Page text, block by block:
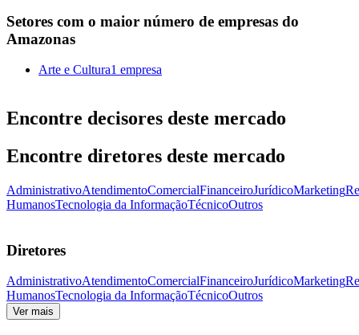
Setores com o maior número de empresas do
Amazonas
Arte e Cultura1 empresa
Encontre decisores deste mercado
Encontre diretores deste mercado
AdministrativoAtendimentoComercialFinanceiroJurídicoMarketing
HumanosTecnologia da InformaçãoTécnicoOutros
Diretores
AdministrativoAtendimentoComercialFinanceiroJurídicoMarketing
HumanosTecnologia da InformaçãoTécnicoOutros
Ver mais